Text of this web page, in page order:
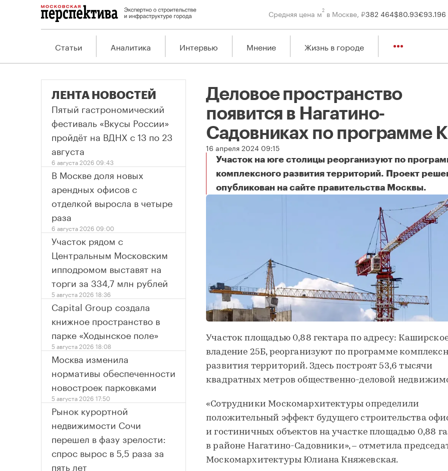
Средняя цена м2в Москве, ₽382 464$80.93€93.196
Статьи Аналитика Интервью Мнение Жизнь в городе
Деловое пространство
появится в Нагатино-
Садовниках по программе
16 апреля 2024 09:15
Участок на юге столицы реорганизуют по
комплексного развития территорий. Проект
опубликован на сайте правительства Москвы.
Участок площадью 0,88 гектара по адресу:
владение 25Б, реорганизуют по программе
развития территорий. Здесь построят 53,6 тысячи
квадратных метров общественно-деловой
«Сотрудники Москомархитектуры определили
положительный эффект будущего строительства
и гостиничных объектов на участке площадью 0,88 га
в районе Нагатино-Садовники», – отметила
Москомархитектуры Юлиана Княжевская.
ЛЕНТА НОВОСТЕЙ
Пятый гастрономический
фестиваль «Вкусы России»
пройдёт на ВДНХ с 13 по 23
августа
6 августа 2026 09:43
В Москве доля новых
арендных офисов с
отделкой выросла в четыре
раза
6 августа 2026 09:00
Участок рядом с
Центральным Московским
ипподромом выставят на
торги за 334,7 млн рублей
5 августа 2026 18:36
Capital Group создала
книжное пространство в
парке «Ходынское поле»
5 августа 2026 18:08
Москва изменила
нормативы обеспеченности
новостроек парковками
5 августа 2026 17:50
Рынок курортной
недвижимости Сочи
перешел в фазу зрелости:
спрос вырос в 5,5 раза за
пять лет